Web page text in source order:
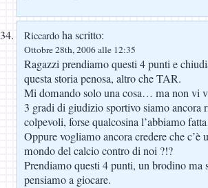
Riccardo ha scritto:
Ottobre 28th, 2006 alle 12:35
Ragazzi prendiamo questi 4 punti e
questa storia penosa, altro che TAR.
Mi domando solo una cosa… ma non vi
3 gradi di giudizio sportivo siamo ancora
colpevoli, forse qualcosina l’abbiamo
Oppure vogliamo ancora credere che c’è
mondo del calcio contro di noi ?!?
Prendiamo questi 4 punti, un brodino ma
pensiamo a giocare.